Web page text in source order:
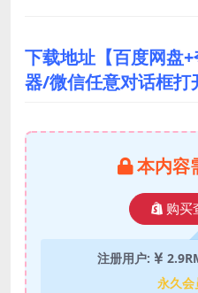
下载地址【百度网盘
器/微信任意对话框打
本内容
购买
注册用户:
永久会